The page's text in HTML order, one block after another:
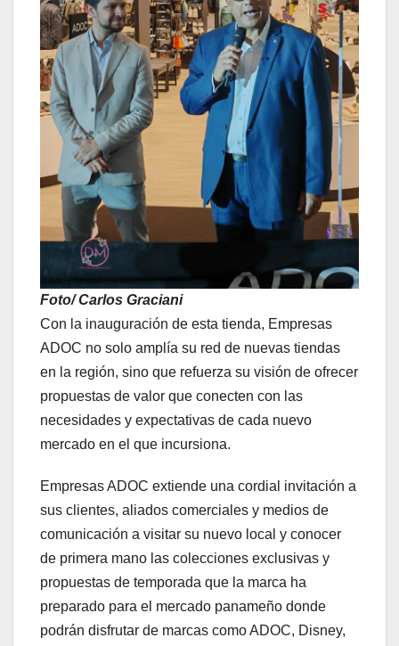
Foto/ Carlos Graciani
Con la inauguración de esta tienda, Empresas
ADOC no solo amplía su red de nuevas tiendas
en la región, sino que refuerza su visión de ofrecer
propuestas de valor que conecten con las
necesidades y expectativas de cada nuevo
mercado en el que incursiona.
Empresas ADOC extiende una cordial invitación a
sus clientes, aliados comerciales y medios de
comunicación a visitar su nuevo local y conocer
de primera mano las colecciones exclusivas y
propuestas de temporada que la marca ha
preparado para el mercado panameño donde
podrán disfrutar de marcas como ADOC, Disney,